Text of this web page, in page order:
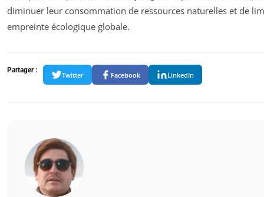
diminuer leur consommation de ressources naturelles et de
empreinte écologique globale.
Partager :
Twitter Facebook LinkedIn